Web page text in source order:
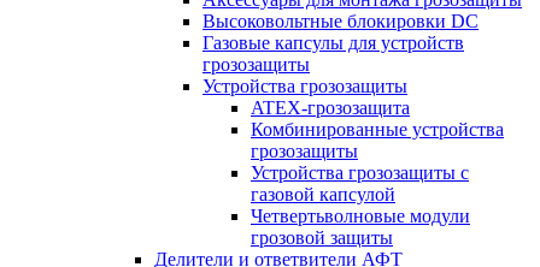
Высоковольтные блокировки DC
Газовые капсулы для устройств
грозозащиты
Устройства грозозащиты
ATEX-грозозащита
Комбинированные устройства
грозозащиты
Устройства грозозащиты с
газовой капсулой
Четвертьволновые модули
грозовой защиты
Делители и ответвители АФТ